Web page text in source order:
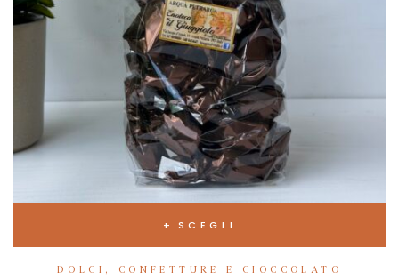
SCEGLI
DOLCI, CONFETTURE E CIOCCOLATO